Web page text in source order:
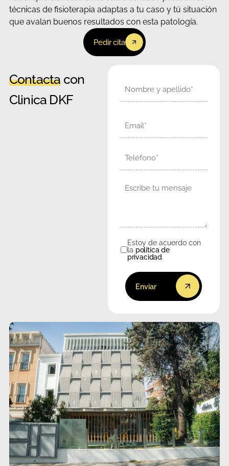
técnicas de fisioterapia adaptas a tu caso y tú situación
que avalan buenos resultados con esta patología.
Pedir cita
Contacta con
Clinica DKF
Consentimiento
Estoy de acuerdo con
la política de
privacidad.
Enviar